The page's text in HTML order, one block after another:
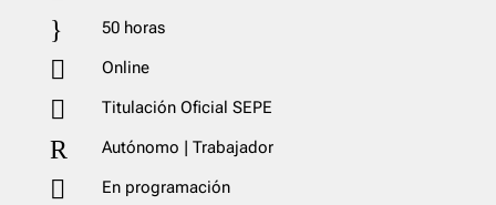
} 50 horas
 Online
 Titulación Oficial SEPE
R Autónomo | Trabajador
 En programación